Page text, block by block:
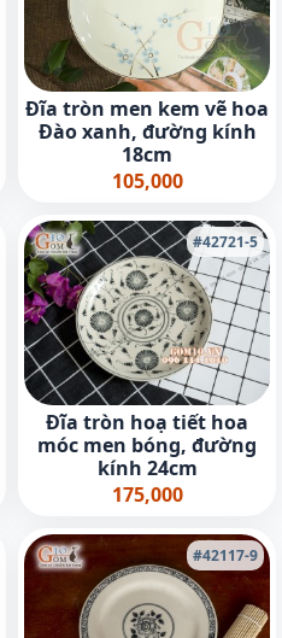
Đĩa tròn men kem vẽ hoa
Đào xanh, đường kính
18cm
105,000
#42721-5
Đĩa tròn hoạ tiết hoa
móc men bóng, đường
kính 24cm
175,000
#42117-9